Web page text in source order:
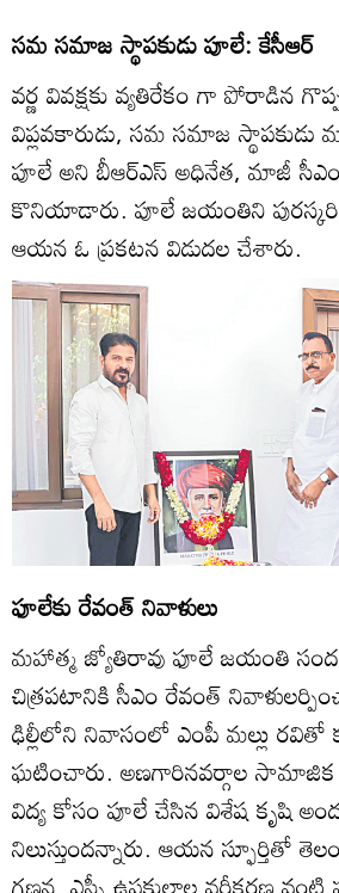
సమ సమాజ స్థాపకుడు పూలే: కేసీఆర్‌
వర్ణ వివక్షకు వ్యతిరేకం గా పోరాడిన
విప్లవకారుడు, సమ సమాజ స్థాపకుడు
పూలే అని బీఆర్‌ఎస్‌ అధినేత, మాజీ
కొనియాడారు. పూలే జయంతిని
ఆయన ఓ ప్రకటన విడుదల చేశారు.
ఫూలేకు రేవంత్‌ నివాళులు
మహాత్మ జ్యోతిరావు ఫూలే జయంతి
చిత్రపటానికి సీఎం రేవంత్‌
ఢిల్లీలోని నివాసంలో ఎంపీ మల్లు రవితో
ఘటించారు. అణగారినవర్గాల
విద్య కోసం పూలే చేసిన విశేష కృషి
నిలుస్తుందన్నారు. ఆయన స్ఫూర్తితో